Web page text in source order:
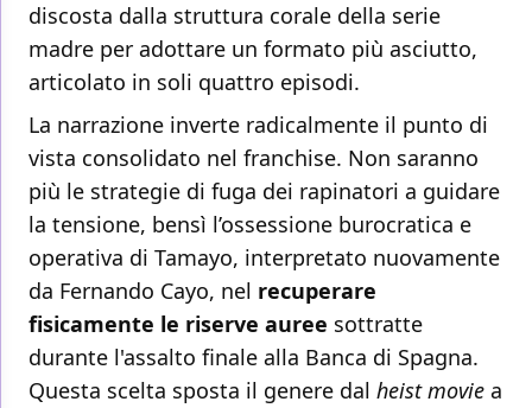
discosta dalla struttura corale della serie
madre per adottare un formato più asciutto,
articolato in soli quattro episodi.
La narrazione inverte radicalmente il punto di
vista consolidato nel franchise. Non saranno
più le strategie di fuga dei rapinatori a guidare
la tensione, bensì l’ossessione burocratica e
operativa di Tamayo, interpretato nuovamente
da Fernando Cayo, nel recuperare
fisicamente le riserve auree sottratte
durante l'assalto finale alla Banca di Spagna.
Questa scelta sposta il genere dal heist movie a